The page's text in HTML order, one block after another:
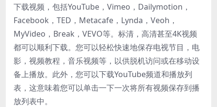
下载视频，包括YouTube，Vimeo，Dailymotion，
Facebook，TED，Metacafe，Lynda，Veoh，
MyVideo，Break，VEVO等。标清，高清甚至4K视频
都可以顺利下载。您可以轻松快速地保存电视节目，电
影，视频教程，音乐视频等，以供脱机访问或在移动设
备上播放。此外，您可以下载YouTube频道和播放列
表，这意味着您可以单击一下一次将所有视频保存到播
放列表中。